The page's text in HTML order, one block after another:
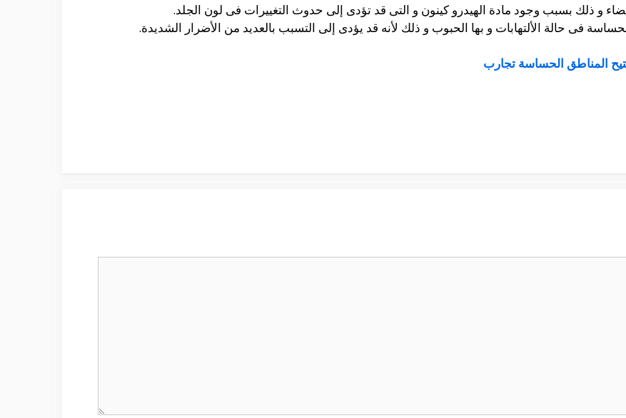
و ذلك بسبب وجود مادة الهيدرو كينون و التى قد تؤدى إلى حدوث التغييرات فى لون الجلد.
فى حالة الألتهابات و بها الحبوب و ذلك لأنه قد يؤدى إلى التسبب بالعديد من الأضرار الشديدة.
المناطق الحساسة تجارب